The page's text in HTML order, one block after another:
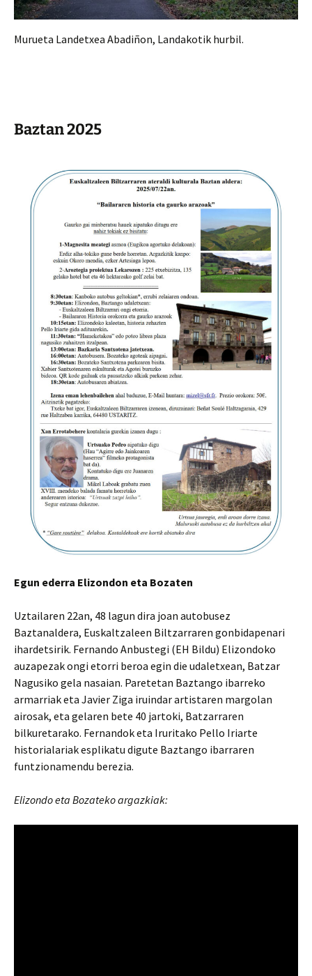
Murueta Landetxea Abadiñon, Landakotik hurbil.
Baztan 2025
Egun ederra Elizondon eta Bozaten
Uztailaren 22an, 48 lagun dira joan autobusez
Baztanaldera, Euskaltzaleen Biltzarraren gonbidapenari
ihardetsirik. Fernando Anbustegi (EH Bildu) Elizondoko
auzapezak ongi etorri beroa egin die udaletxean, Batzar
Nagusiko gela nasaian. Paretetan Baztango ibarreko
armarriak eta Javier Ziga iruindar artistaren margolan
airosak, eta gelaren bete 40 jartoki, Batzarraren
bilkuretarako. Fernandok eta Iruritako Pello Iriarte
historialariak esplikatu digute Baztango ibarraren
funtzionamendu berezia.
Elizondo eta Bozateko argazkiak: